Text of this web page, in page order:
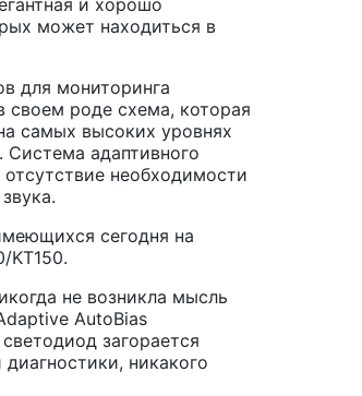
может находиться в
для мониторинга
роде схема, которая
самых высоких уровнях
адаптивного
необходимости
сегодня на
KT150.
не возникла мысль
AutoBias
загорается
никакого